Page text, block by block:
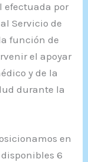
efectuada por
Servicio de
función de
el apoyar
y de la
durante la
en
6